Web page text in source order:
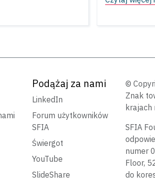
Podążaj za nami
LinkedIn
Forum użytkowników
SFIA
Świergot
YouTube
SlideShare
©
Znak
krajach
SFIA
numer
Floor,
do